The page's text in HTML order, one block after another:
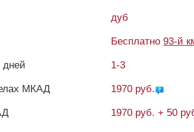
дуб
Бесплатно93-й
дней 1-3
МКАД 1970 руб.
1970 руб. + 50